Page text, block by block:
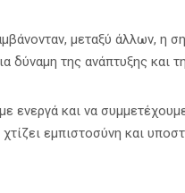
μεταξύ άλλων, η
δύναμη της ανάπτυξης και
ενεργά και να
εμπιστοσύνη και